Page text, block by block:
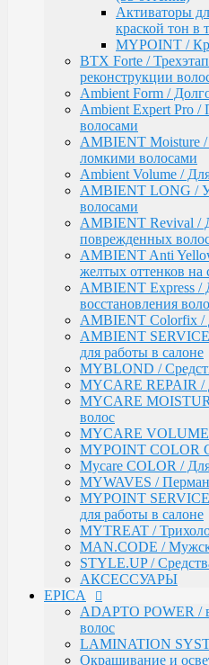
AMBIENT Colorfix
AMBIENT SERVICE
для работы в салоне
MYBLOND /
MYCARE REPAIR /
MYCARE
волос
MYCARE VOLUME
MYPOINT COLOR
Mycare COLOR /
MYWAVES /
MYPOINT SERVICE
для работы в салоне
MYTREAT /
MAN.CODE /
STYLE.UP /
АКСЕССУАРЫ
EPICA
ADAPTO POWER /
волос
LAMINATION
Окрашивание и
КРЕМ-
Осветление
Окисляющая
Гель-краска
Оттеночные муссы
SHAPE WAVE /
НАБОРЫ EPICA
Уход за кожей рук /
Styling
TOTAL CARE / Уход
SPECIAL /
SKIN BALANCE| /
желез
SILK WAVES /
волосами
HEMP THERAPY
MEN'S / Мужская
COLD BLOND / Уход
KERATIN PRO /
Активаторы
краской тон в
MYPOINT /
BTX Forte /
реконструкции
Ambient Form /
Ambient Expert Pro /
волосами
AMBIENT Moisture /
ломкими волосами
Ambient Volume /
AMBIENT LONG /
волосами
AMBIENT Revival /
поврежденных
AMBIENT Anti
желтых оттенков на
AMBIENT Express /
восстановления
AMBIENT Colorfix /
AMBIENT SERVICE
для работы в салоне
MYBLOND /
MYCARE REPAIR /
MYCARE
волос
MYCARE VOLUME
MYPOINT COLOR
Mycare COLOR /
MYWAVES /
MYPOINT SERVICE
для работы в салоне
MYTREAT /
MAN.CODE /
STYLE.UP /
АКСЕССУАРЫ
EPICA
ADAPTO POWER /
волос
LAMINATION
Окрашивание и